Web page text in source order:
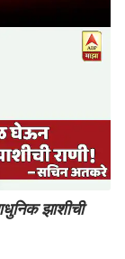
झाशीची